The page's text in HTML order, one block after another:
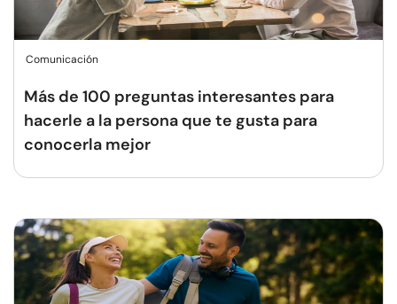
Comunicación
Más de 100 preguntas interesantes para
hacerle a la persona que te gusta para
conocerla mejor